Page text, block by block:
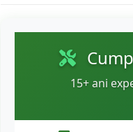
15+ ani